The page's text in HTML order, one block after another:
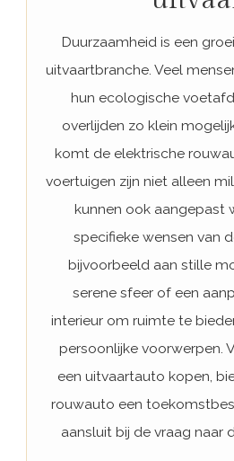
Duurzaamheid is een
uitvaartbranche. Veel
hun ecologische
overlijden zo klein
komt de elektrische
voertuigen zijn niet alleen
kunnen ook aangepast
specifieke wensen van
bijvoorbeeld aan stille
serene sfeer of een
interieur om ruimte te
persoonlijke voorwerpen.
een uitvaartauto kopen,
rouwauto een
aansluit bij de vraag naar